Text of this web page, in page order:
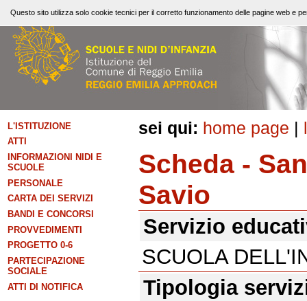
sei qui: home page |
Scheda -
Savio
Servizio
SCUOLA
Tipologia
L'ISTITUZIONE
ATTI
INFORMAZIONI NIDI E
SCUOLE
PERSONALE
CARTA DEI SERVIZI
BANDI E CONCORSI
PROVVEDIMENTI
PROGETTO 0-6
PARTECIPAZIONE
SOCIALE
ATTI DI NOTIFICA
Questo sito utilizza solo cookie tecnici per il corretto funzionamento delle pagine web e